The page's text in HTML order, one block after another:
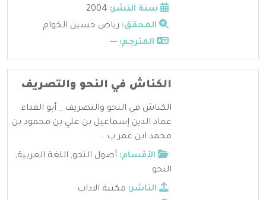
سنة النشر:
المحقق: رياض حسين الخوام
المترجم: ---
الكناش في النحو والتصريف
الكناش في النحو والتصريف _ أبو الفداء
عماد الدين إسماعيل بن علي بن محمود بن
محمد ابن عمر ب ...
الأقسام: أصول النحو, اللغة العربية,
النحو
الناشر: مكتبة الاداب